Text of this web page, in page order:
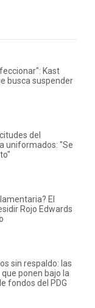
Kast
busca suspender
del
uniformados: "Se
El
Rojo Edwards
sin respaldo: las
ponen bajo la
fondos del PDG